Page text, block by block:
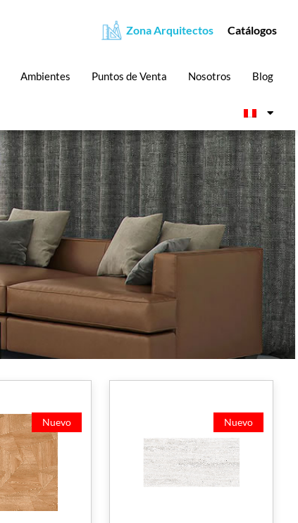
Zona Arquitectos Catálogos
Ambientes Puntos de Venta Nosotros Blog
Nuevo Nuevo